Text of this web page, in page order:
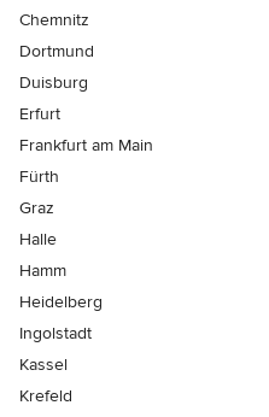
Chemnitz
Dortmund
Duisburg
Erfurt
Frankfurt am Main
Fürth
Graz
Halle
Hamm
Heidelberg
Ingolstadt
Kassel
Krefeld